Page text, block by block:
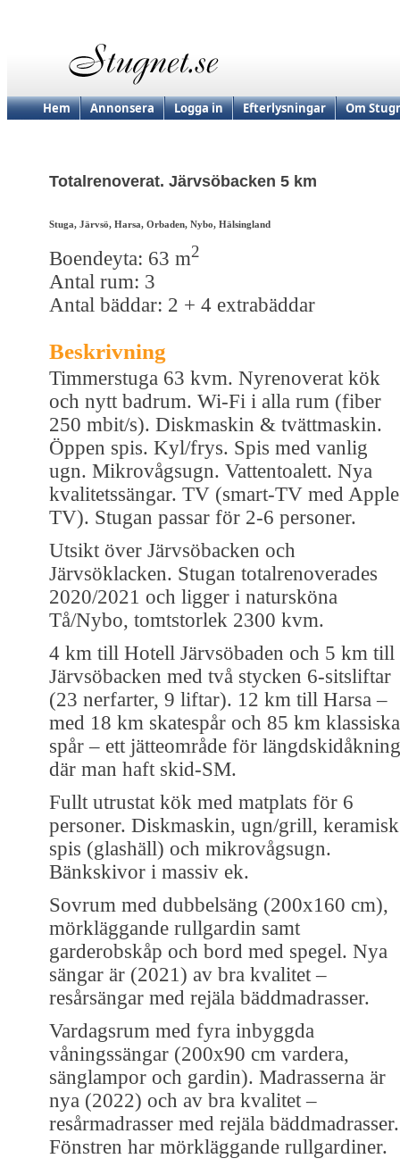
Hem Annonsera Logga in Efterlysningar Om
Totalrenoverat. Järvsöbacken 5 km
Stuga, Järvsö, Harsa, Orbaden, Nybo, Hälsingland
Boendeyta: 63 m2
Antal rum: 3
Antal bäddar: 2 + 4 extrabäddar
Beskrivning
Timmerstuga 63 kvm. Nyrenoverat kök
och nytt badrum. Wi-Fi i alla rum (fiber
250 mbit/s). Diskmaskin & tvättmaskin.
Öppen spis. Kyl/frys. Spis med vanlig
ugn. Mikrovågsugn. Vattentoalett. Nya
kvalitetssängar. TV (smart-TV med Apple
TV). Stugan passar för 2-6 personer.
Utsikt över Järvsöbacken och
Järvsöklacken. Stugan totalrenoverades
2020/2021 och ligger i natursköna
Tå/Nybo, tomtstorlek 2300 kvm.
4 km till Hotell Järvsöbaden och 5 km till
Järvsöbacken med två stycken 6-sitsliftar
(23 nerfarter, 9 liftar). 12 km till Harsa –
med 18 km skatespår och 85 km klassiska
spår – ett jätteområde för längdskidåkning
där man haft skid-SM.
Fullt utrustat kök med matplats för 6
personer. Diskmaskin, ugn/grill, keramisk
spis (glashäll) och mikrovågsugn.
Bänkskivor i massiv ek.
Sovrum med dubbelsäng (200x160 cm),
mörkläggande rullgardin samt
garderobskåp och bord med spegel. Nya
sängar är (2021) av bra kvalitet –
resårsängar med rejäla bäddmadrasser.
Vardagsrum med fyra inbyggda
våningssängar (200x90 cm vardera,
sänglampor och gardin). Madrasserna är
nya (2022) och av bra kvalitet –
resårmadrasser med rejäla bäddmadrasser.
Fönstren har mörkläggande rullgardiner.